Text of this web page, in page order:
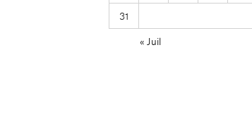
31
« Juil